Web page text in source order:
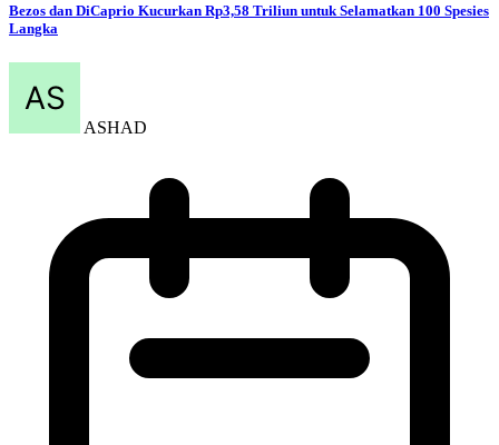
Bezos dan DiCaprio Kucurkan Rp3,58 Triliun untuk Selamatkan 100 Spesies
Langka
ASHAD